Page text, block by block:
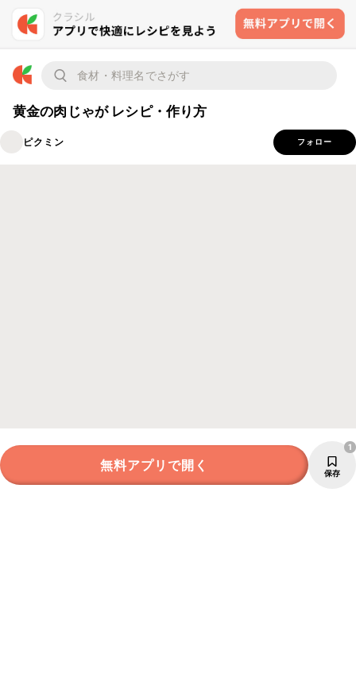
黄金の肉じゃが レシピ・作り方
ピクミン フォロー
無料アプリで開く 保存
1